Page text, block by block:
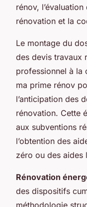
rénov,
rénovation et la
Le montage du
des devis travaux
professionnel à la
ma prime rénov
l’anticipation des
rénovation. Cette
aux subventions
l’obtention des
zéro ou des aides
Rénovation
des dispositifs
méthodologie